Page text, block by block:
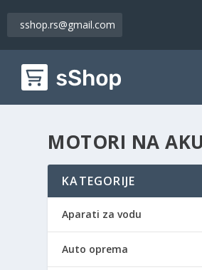
sshop.rs@gmail.com
MOTORI NA
KATEGORIJE
Aparati za vodu
Auto oprema